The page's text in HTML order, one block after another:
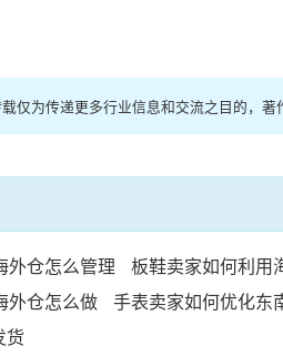
为传递更多行业信息和交流之目的，著
外仓怎么管理
板鞋卖家如何利用
外仓怎么做 手表卖家如何优化东
货